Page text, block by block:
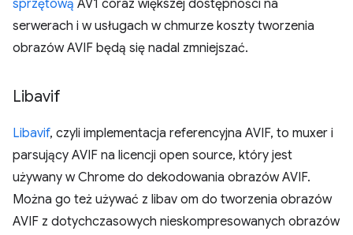
sprzętową AV1 coraz większej dostępności na
serwerach i w usługach w chmurze koszty tworzenia
obrazów AVIF będą się nadal zmniejszać.
Libavif
Libavif, czyli implementacja referencyjna AVIF, to muxer i
parsujący AVIF na licencji open source, który jest
używany w Chrome do dekodowania obrazów AVIF.
Można go też używać z libav om do tworzenia obrazów
AVIF z dotychczasowych nieskompresowanych obrazów